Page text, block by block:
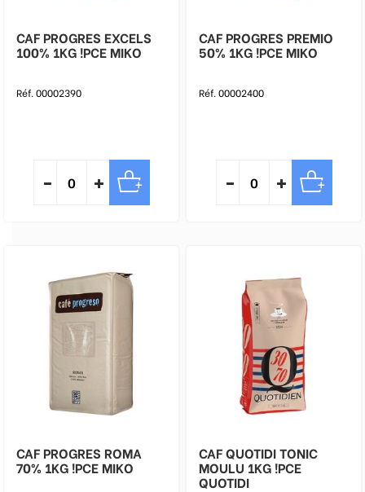
CAF PROGRES EXCELS
100% 1KG !PCE MIKO
Réf. 00002390
CAF PROGRES PREMIO
50% 1KG !PCE MIKO
Réf. 00002400
CAF PROGRES ROMA
70% 1KG !PCE MIKO
CAF QUOTIDI TONIC
MOULU 1KG !PCE
QUOTIDI